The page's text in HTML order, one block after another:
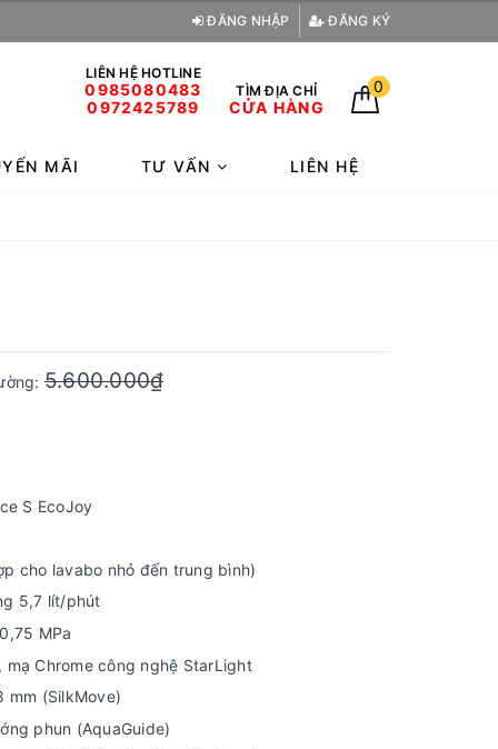
ĐĂNG NHẬP ĐĂNG KÝ
LIÊN HỆ HOTLINE
0985080483
0972425789
TÌM ĐỊA CHỈ
CỬA HÀNG
0
MÃI TƯ VẤN LIÊN HỆ
5.600.000₫
S EcoJoy
cho lavabo nhỏ đến trung bình)
5,7 lít/phút
MPa
Chrome công nghệ StarLight
mm (SilkMove)
phun (AquaGuide)